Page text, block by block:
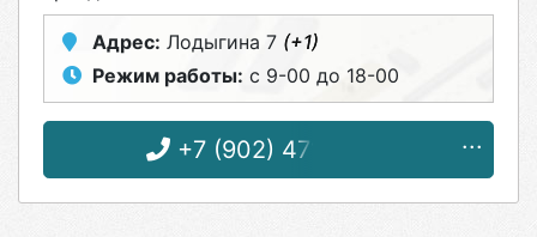
Адрес: Лодыгина 7 (+1)
Режим работы: с 9-00 до 18-00
+7 (902) 471-15-71